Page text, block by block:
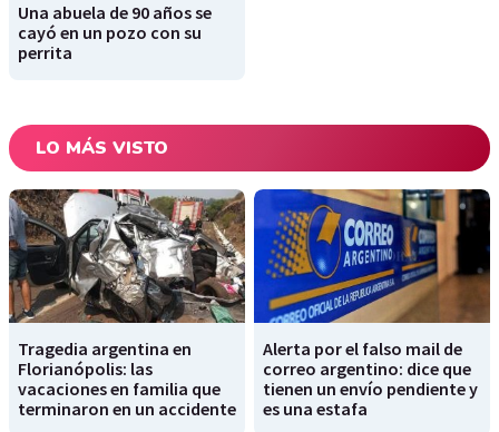
Una abuela de 90 años se
cayó en un pozo con su
perrita
LO MÁS VISTO
Tragedia argentina en
Florianópolis: las
vacaciones en familia que
terminaron en un accidente
Alerta por el falso mail de
correo argentino: dice que
tienen un envío pendiente y
es una estafa